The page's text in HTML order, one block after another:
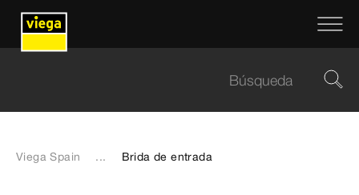
Viega Spain ... Brida de entrada